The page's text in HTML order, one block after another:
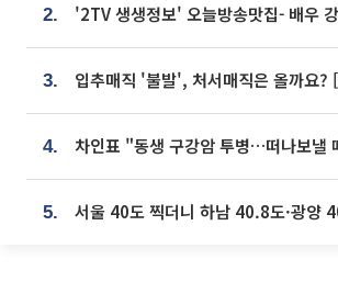
2.
3. 입추매직 '불발', 처서매직은 올까요?
4.
5.